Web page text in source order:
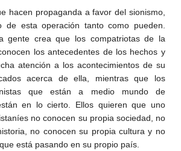
hacen propaganda a favor del sionismo,
de esta operación tanto como pueden.
gente crea que los compatriotas de la
los antecedentes de los hechos y
atención a los acontecimientos de su
acerca de ella, mientras que los
que están a medio mundo de
en lo cierto. Ellos quieren que uno
no conocen su propia sociedad, no
no conocen su propia cultura y no
está pasando en su propio país.